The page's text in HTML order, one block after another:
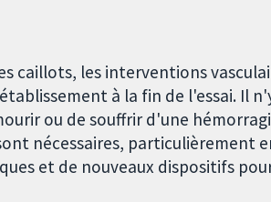
caillots, les interventions
à la fin de l'essai. Il
ou de souffrir d'une
nécessaires, particulièrement
et de nouveaux dispositifs